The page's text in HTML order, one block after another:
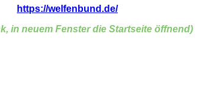
https://welfenbund.de/
in neuem Fenster die Startseite öffnend)